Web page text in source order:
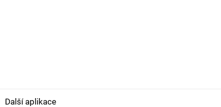
Další aplikace